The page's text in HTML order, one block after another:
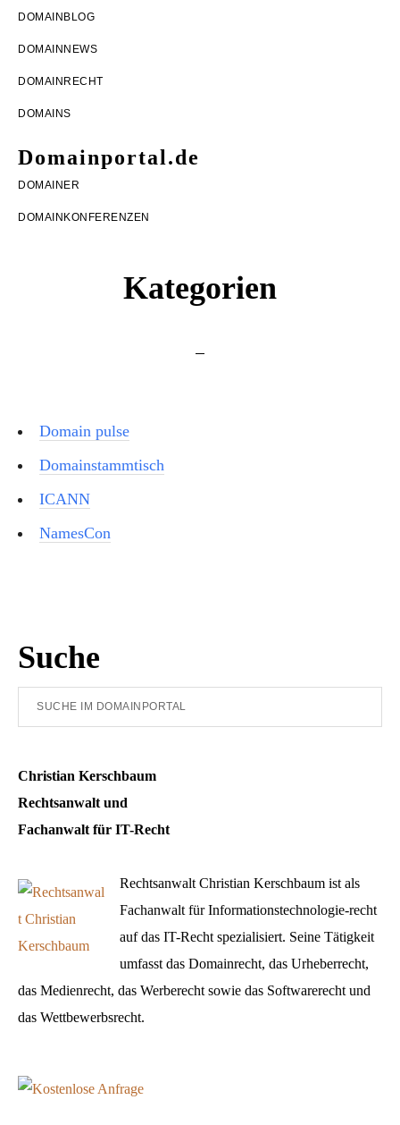
Zur
Hauptnavigation
springen
Zum
Inhalt
springen
Zur
Seitenspalte
springen
DOMAINBLOG
DOMAINNEWS
DOMAINRECHT
DOMAINS
Domainportal.de
Domainblog
rund
DOMAINER
DOMAINKONFERENZEN
Kategorien
Domain pulse
Domainstammtisch
ICANN
NamesCon
Seitenspalte
Suche
Suche
im
Christian Kerschbaum
Rechtsanwalt und
Fachanwalt für IT-Recht
Rechtsanwalt Christian Kerschbaum ist als
Fachanwalt für Informationstechnologie-recht
auf das IT-Recht spezialisiert. Seine Tätigkeit
umfasst das Domainrecht, das Urheberrecht,
das Medienrecht, das Werberecht sowie das Softwarerecht und
das Wettbewerbsrecht.